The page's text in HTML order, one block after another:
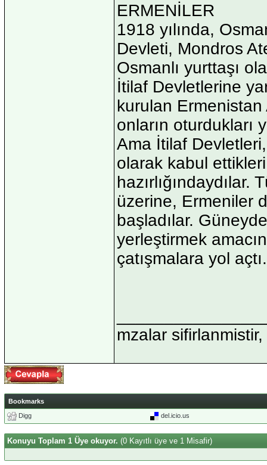
ERMENİLER
1918 yılında,
Devleti, Mondros
Osmanlı yurttaşı
İtilaf Devletlerine
kurulan
onların oturdukları
Ama İtilaf
olarak kabul
üzerine, Ermeniler
başladılar.
yerleştirmek
çatışmalara yol açtı.
mzalar
Bookmarks
Digg
del.icio.us
Konuyu Toplam 1 Üye okuyor. (0 Kayıtlı üye ve 1 Misafir)